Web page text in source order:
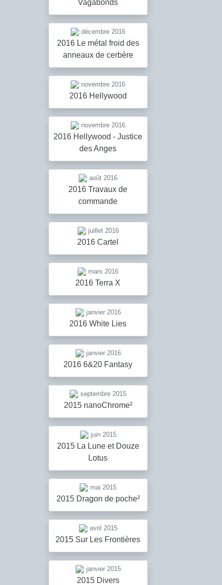
Vagabonds
décembre 2016
2016 Le métal froid des
anneaux de cerbère
novembre 2016
2016 Hellywood
novembre 2016
2016 Hellywood - Justice
des Anges
août 2016
2016 Travaux de
commande
juillet 2016
2016 Cartel
mars 2016
2016 Terra X
janvier 2016
2016 White Lies
janvier 2016
2016 6&20 Fantasy
septembre 2015
2015 nanoChrome²
juin 2015
2015 La Lune et Douze
Lotus
mai 2015
2015 Dragon de poche²
avril 2015
2015 Sur Les Frontières
janvier 2015
2015 Divers